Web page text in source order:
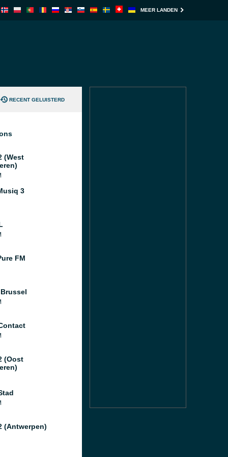
MEER LANDEN
RECENT GELUISTERD
(West
3
FM
(Oost
(Antwerpen)